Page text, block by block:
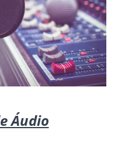
Áudio